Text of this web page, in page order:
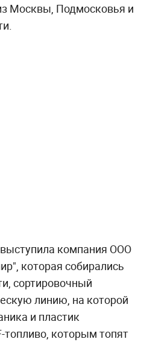
Москвы, Подмосковья и
компания ООО
которая собирались
сортировочный
линию, на которой
и пластик
которым топят